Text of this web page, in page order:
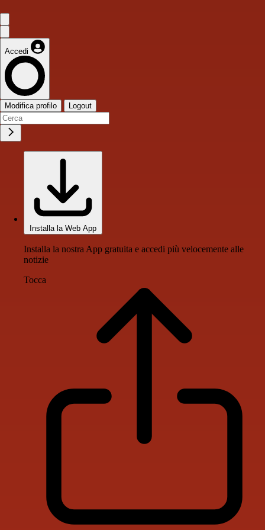
Accedi
Modifica profilo Logout
Installa la Web App
Installa la nostra App gratuita e accedi più velocemente alle
notizie
Tocca